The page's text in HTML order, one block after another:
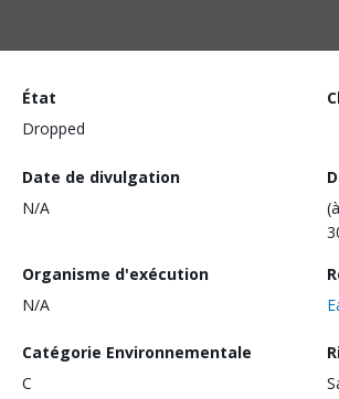
État
Dropped
Date de divulgation
N/A
Organisme d'exécution
N/A
Catégorie Environnementale
C